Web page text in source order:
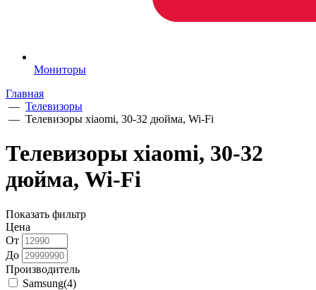
Мониторы
Главная
— Телевизоры
— Телевизоры xiaomi, 30-32 дюйма, Wi-Fi
Телевизоры xiaomi, 30-32
дюйма, Wi-Fi
Показать фильтр
Цена
От
До
Производитель
Samsung(4)